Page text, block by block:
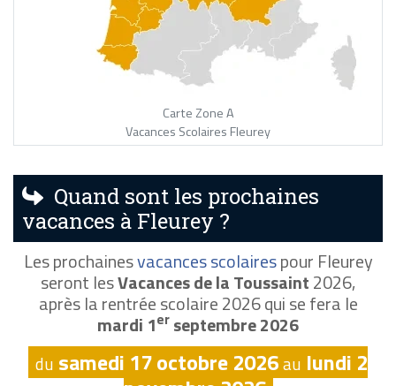
Carte Zone A
Vacances Scolaires Fleurey
Quand sont les prochaines
vacances à Fleurey ?
Les prochainesvacances scolairespour Fleurey
seront lesVacances de la Toussaint2026,
après la rentrée scolaire 2026 qui se fera le
mardi 1er septembre 2026
du samedi 17 octobre 2026au lundi 2